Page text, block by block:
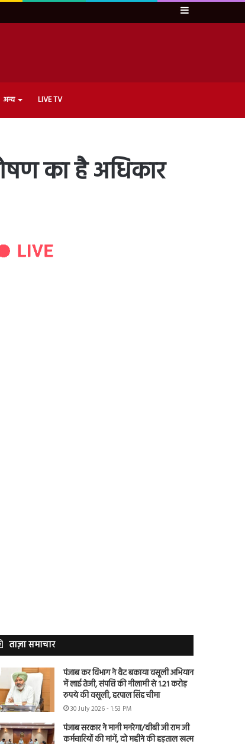
Sidebar
अन्य LIVE TV
का है अधिकार
ताज़ा समाचार
पंजाब कर विभाग ने वैट बकाया वसूली अभियान
में लाई तेजी, संपत्ति की नीलामी से 1.21 करोड़
रुपये की वसूली, हरपाल सिंह चीमा
30 July 2026 - 1:53 PM
पंजाब सरकार ने मानी मनरेगा/वीबी जी राम जी
कर्मचारियों की मांगें, दो महीने की हड़ताल खत्म